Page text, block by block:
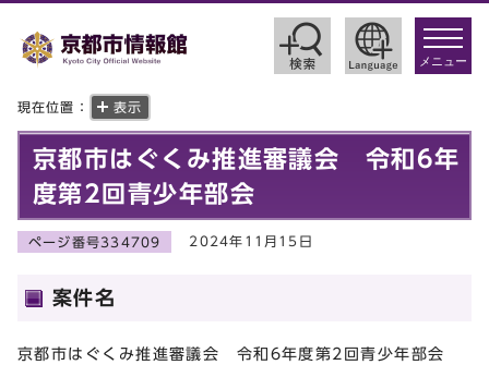
toggle
メニュー
現在位置： 表示
京都市はぐくみ推進審議会 令和6年
度第2回青少年部会
ページ番号334709 2024年11月15日
案件名
京都市はぐくみ推進審議会 令和6年度第2回青少年部会